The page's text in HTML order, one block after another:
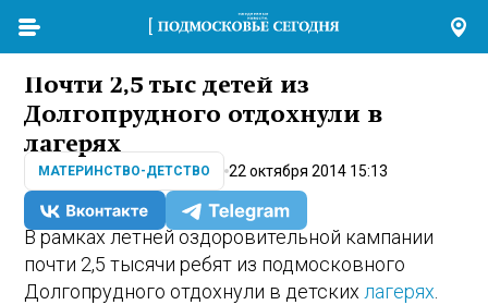
Почти 2,5 тыс детей из
Долгопрудного отдохнули в
лагерях
МАТЕРИНСТВО-ДЕТСТВО 22 октября 2014 15:13
В рамках летней оздоровительной кампании
почти 2,5 тысячи ребят из подмосковного
Долгопрудного отдохнули в детских лагерях